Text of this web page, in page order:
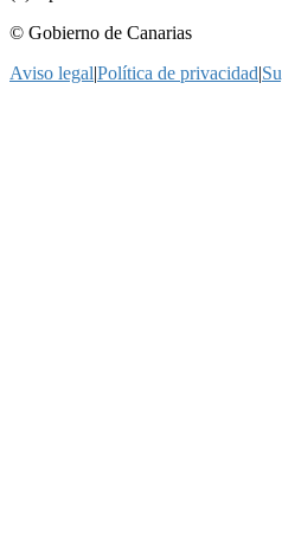
© Gobierno de Canarias
Aviso legal|Política de privacidad|